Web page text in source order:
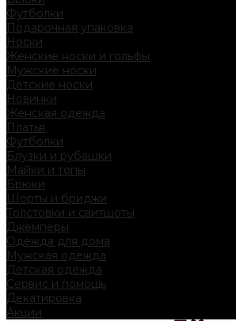
Футболки
Подарочная упаковка
Носки
Женские носки и гольфы
Мужские носки
Детские носки
Новинки
Женская одежда
Платья
Футболки
Блузки и рубашки
Майки и топы
Брюки
Шорты и бриджи
Толстовки и свитшоты
Джемперы
Одежда для дома
Мужская одежда
Детская одежда
Сервис и помощь
Декатировка
Акции